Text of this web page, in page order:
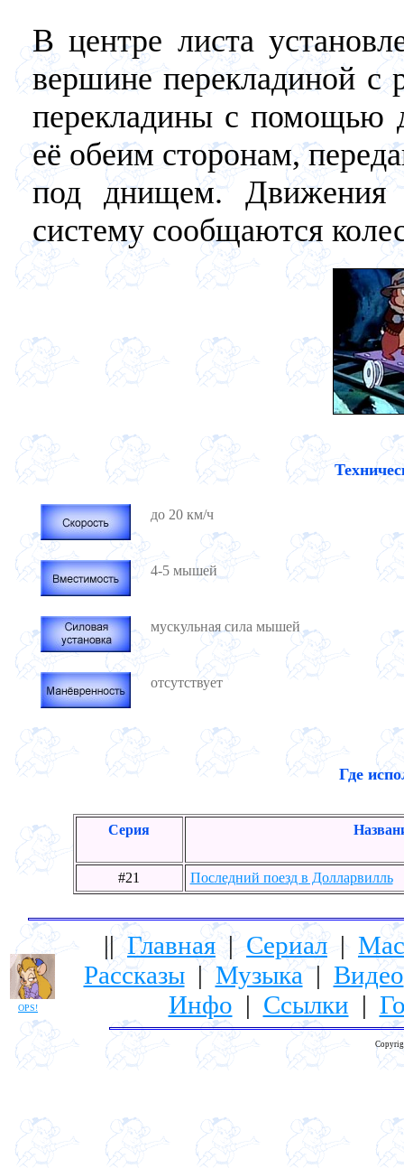
В центре листа
вершине перекладиной с
перекладины с помощью
её обеим сторонам,
под днищем. Движения
систему сообщаются
до 20 км/ч
4-5 мышей
мускульная сила мышей
отсутствует
Где
Серия
#21 Последний поезд в Долларвилль
OPS!
||Главная|Сериал|
Рассказы|Музыка| Видео
Инфо | Ссылки |